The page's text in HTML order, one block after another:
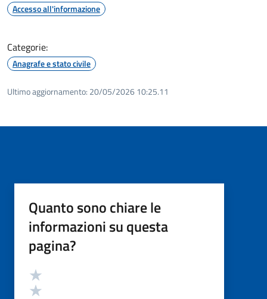
Accesso all'informazione
Categorie:
Anagrafe e stato civile
Ultimo aggiornamento: 20/05/2026 10:25.11
Quanto sono chiare le
informazioni su questa
pagina?
Valutazione